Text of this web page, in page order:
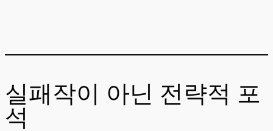
실패작이 아닌 전략적 포
석